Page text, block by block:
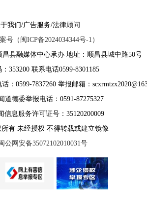
我们/广告服务/法律顾问
号（闽ICP备2024034344号-1）
县融媒体中心承办 地址：顺昌县城中路50号
353200 联系电话0599-8301185
：0599-7837260 举报邮箱：
道德委举报电话：0591-87275327
信息服务许可证号：35120200009
有 未经授权 不得转载或建立镜像
公网安备35072102010031号